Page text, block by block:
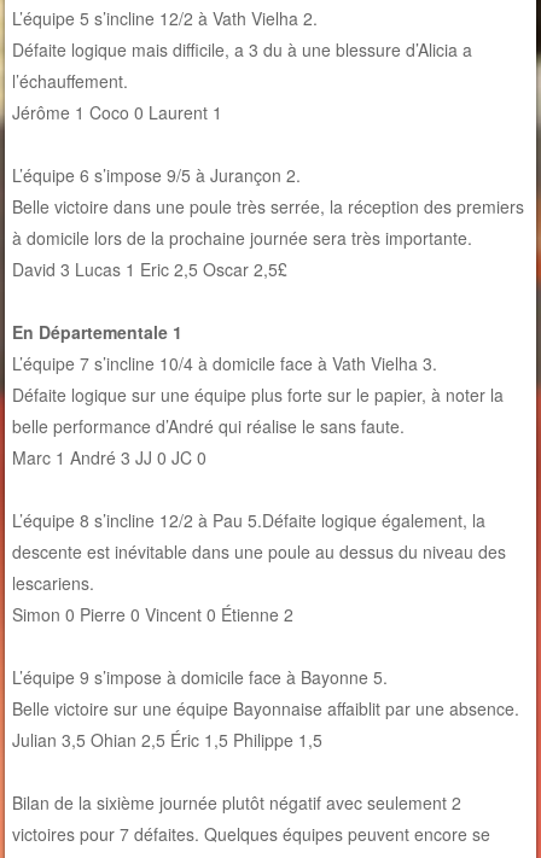
L’équipe 5 s’incline 12/2 à Vath Vielha 2.
Défaite logique mais difficile, a 3 du à une blessure d’Alicia a
l’échauffement.
Jérôme 1 Coco 0 Laurent 1
L’équipe 6 s’impose 9/5 à Jurançon 2.
Belle victoire dans une poule très serrée, la réception des premiers
à domicile lors de la prochaine journée sera très importante.
David 3 Lucas 1 Eric 2,5 Oscar 2,5£
En Départementale 1
L’équipe 7 s’incline 10/4 à domicile face à Vath Vielha 3.
Défaite logique sur une équipe plus forte sur le papier, à noter la
belle performance d’André qui réalise le sans faute.
Marc 1 André 3 JJ 0 JC 0
L’équipe 8 s’incline 12/2 à Pau 5.Défaite logique également, la
descente est inévitable dans une poule au dessus du niveau des
lescariens.
Simon 0 Pierre 0 Vincent 0 Étienne 2
L’équipe 9 s’impose à domicile face à Bayonne 5.
Belle victoire sur une équipe Bayonnaise affaiblit par une absence.
Julian 3,5 Ohian 2,5 Éric 1,5 Philippe 1,5
Bilan de la sixième journée plutôt négatif avec seulement 2
victoires pour 7 défaites. Quelques équipes peuvent encore se